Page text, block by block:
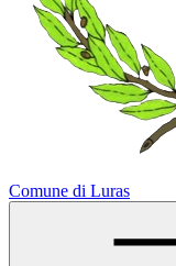
Comune di Luras